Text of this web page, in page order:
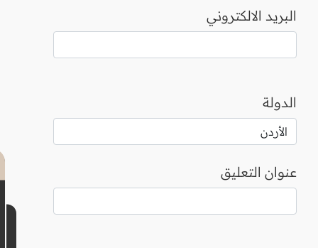
البريد الالكتروني
الدولة
عنوان التعليق